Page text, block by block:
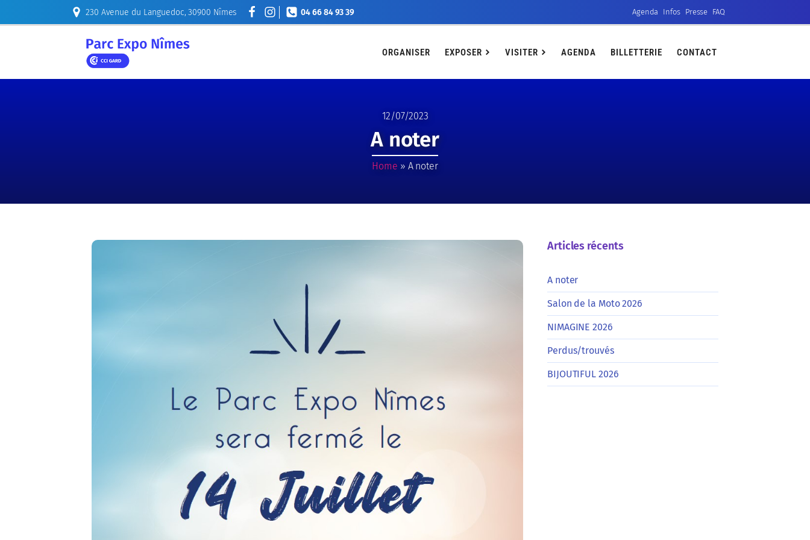
230 Avenue du Languedoc, 30900 Nîmes 04 66 84 93 39 Agenda Infos Presse FAQ
Agenda Billetterie Contact
ORGANISER EXPOSER VISITER AGENDA BILLETTERIE CONTACT
12/07/2023
A noter
Home » A noter
Articles récents
A noter
Salon de la Moto 2026
NIMAGINE 2026
Perdus/trouvés
BIJOUTIFUL 2026